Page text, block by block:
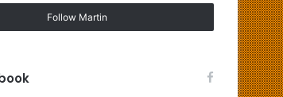
Follow Martin